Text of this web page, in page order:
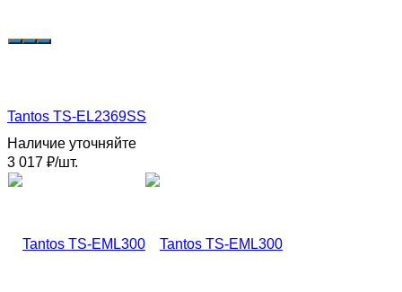
Tantos TS-EL2369SS
Наличие уточняйте
3 017 ₽/шт.